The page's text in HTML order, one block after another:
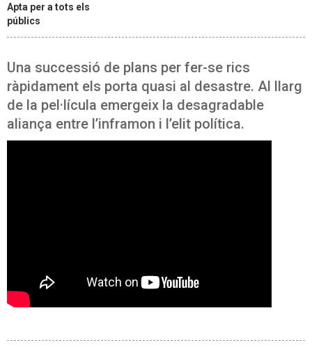
Apta per a tots els
públics
Una successió de plans per fer-se rics
ràpidament els porta quasi al desastre. Al llarg
de la pel·lícula emergeix la desagradable
aliança entre l’inframon i l’elit política.